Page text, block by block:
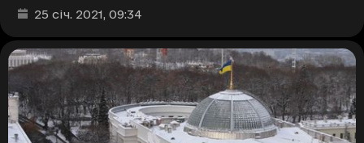
Дата та час публікації
25 січ. 2021, 09:34